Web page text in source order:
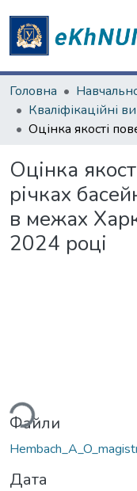
Головна
Оцінка
річках
в межах
2024 році
Файли
Дата